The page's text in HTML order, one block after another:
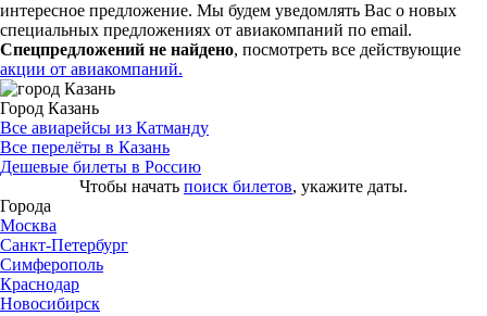
интересное предложение. Мы будем уведомлять Вас о новых
специальных предложениях от авиакомпаний по email.
Спецпредложений не найдено, посмотреть все действующие
акции от авиакомпаний.
Город Казань
Все авиарейсы из Катманду
Все перелёты в Казань
Дешевые билеты в Россию
Чтобы начать поиск билетов, укажите даты.
Города
Москва
Санкт-Петербург
Симферополь
Краснодар
Новосибирск